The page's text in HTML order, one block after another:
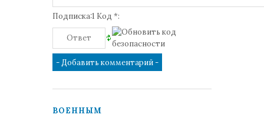
Подписка:1 Код *:
ВОЕННЫМ